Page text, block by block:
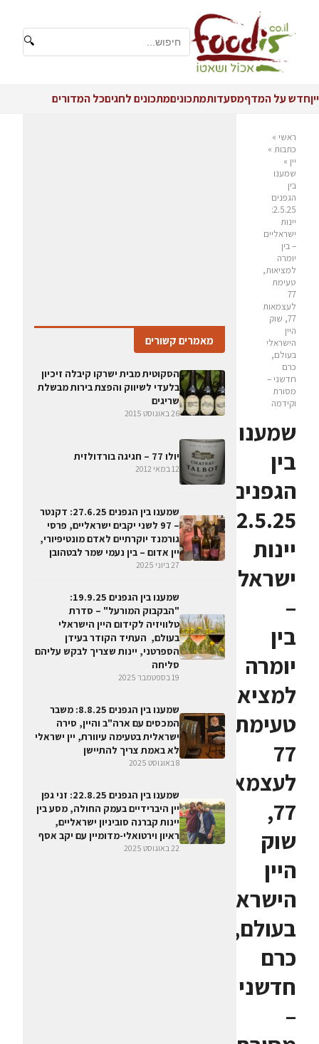
🔍
ייןחדש על המדףמסעדותמתכוניםמתכונים לחגיםכל המדורים
ראשי »
כתבות »
יין »
שמענו
בין
הגפנים
2.5.25:
יינות
ישראליים
– בין
יומרה
למציאות,
טעימת
77
לעצמאות
77, שוק
היין
הישראלי
בעולם,
כרם
חדשני –
מסורת
וקידמה
שמענו
בין
הגפנים
יינות
ישראליים
–
בין
יומרה
למציאות,
טעימת
77
לעצמאות
77,
שוק
היין
הישראלי
בעולם,
כרם
חדשני
–
מאמרים קשורים
הסקוטית מבית ישרקו קיבלה זיכיון
בלעדי לשיווק והפצת בירות מבשלת
שריגים
26 באוגוסט 2015
יולו 77 – חגיגה בורדולזית
12 במאי 2012
שמענו בין הגפנים 27.6.25: דקנטר
– 97 לשני יקבים ישראליים, פרסי
גורמנד יוקרתיים לאדם מונטיפיורי,
יין אדום – בין נעמי שמר לבטהובן
27 ביוני 2025
שמענו בין הגפנים 19.9.25:
"הבקבוק המורעל" – סדרת
טלוויזיה לקידום היין הישראלי
בעולם, העתיד הקודר בעידן
הספרטני, יינות שצריך לבקש עליהם
סליחה
19 בספטמבר 2025
שמענו בין הגפנים 8.8.25: משבר
המכסים עם ארה"ב והיין, סירה
ישראלית בטעימה עיוורת, יין ישראלי
לא באמת צריך להתיישן
8 באוגוסט 2025
שמענו בין הגפנים 22.8.25: זני גפן
יין היברידיים בעמק החולה, מסע בין
יינות קברנה סוביניון ישראליים,
ראיון וירטואלי-מדומיין עם יקב אסף
22 באוגוסט 2025